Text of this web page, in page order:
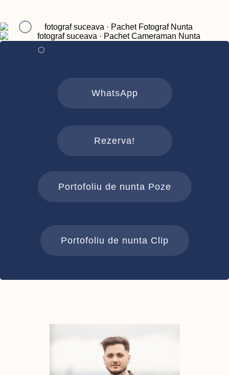
WhatsApp
Rezerva!
Portofoliu de nunta Poze
Portofoliu de nunta Clip